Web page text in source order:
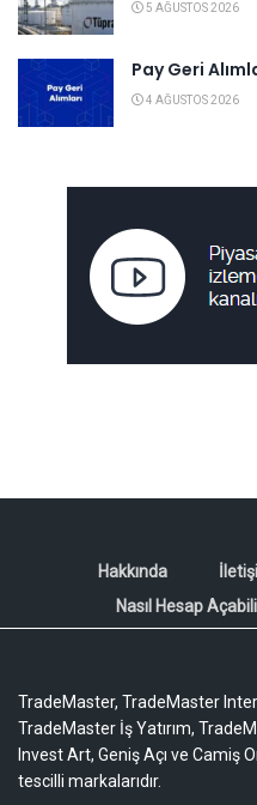
5 AĞUSTOS 2026
Pay Geri
4 AĞUSTOS 2026
Hakkında
Nasıl Hesap
TradeMaster, TradeMaster
TradeMaster İş Yatırım,
Invest Art, Geniş Açı ve Camiş
tescilli markalarıdır.